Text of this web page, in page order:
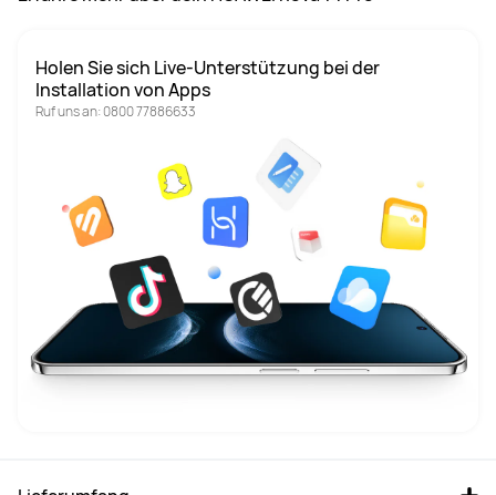
Holen Sie sich Live-Unterstützung bei der
Installation von Apps
Ruf uns an: 0800 77886633